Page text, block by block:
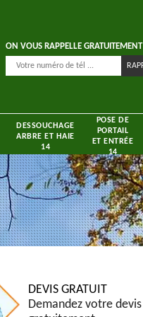
ON VOUS RAPPELLE GRATUITEMENT
DESSOUCHAGE
ARBRE ET HAIE
14
POSE DE
PORTAIL
ET ENTRÉE
14
DEVIS GRATUIT
Demandez votre devis